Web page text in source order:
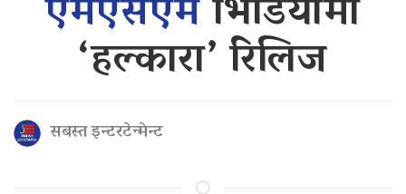
‘हल्कारा’ रिलिज
सबस्त इन्टरटेन्मेन्ट